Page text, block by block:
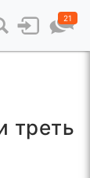
21
треть